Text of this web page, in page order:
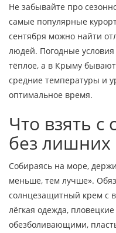
Не забывайте про
самые популярные
сентября можно найти
людей. Погодные
тёплое, а в Крыму
средние температуры и
оптимальное время.
Что взять с
без лишних
Собираясь на море,
меньше, тем лучше».
солнцезащитный крем с
лёгкая одежда,
обезболивающими,